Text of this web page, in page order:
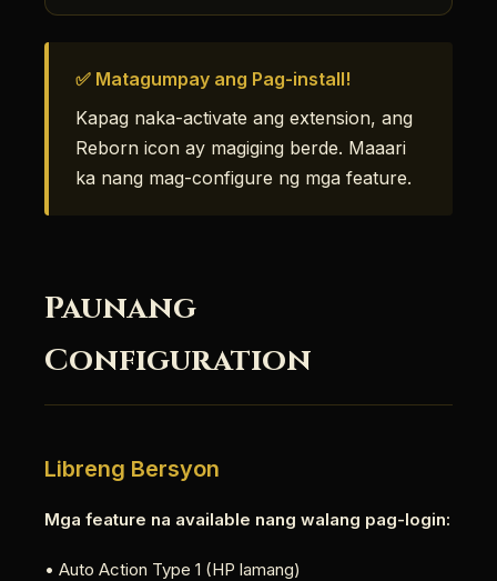
✅ Matagumpay ang Pag-install!
Kapag naka-activate ang extension, ang
Reborn icon ay magiging berde. Maaari
ka nang mag-configure ng mga feature.
Paunang
Configuration
Libreng Bersyon
Mga feature na available nang walang pag-login:
• Auto Action Type 1 (HP lamang)